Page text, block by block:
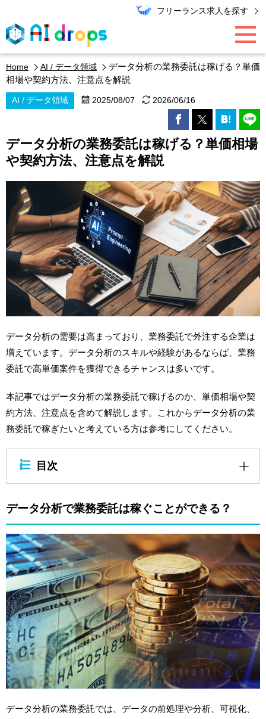
フリーランス求人を探す
AI / データ領域
エンジニア
キャリア
エキスパート・コラム
Home AI / データ領域
データ分析の業務委託は稼げる？単価
相場や契約方法、注意点を解説
AI / データ領域 2025/08/07 2026/06/16
データ分析の業務委託は稼げる？単価相場
や契約方法、注意点を解説
データ分析の需要は高まっており、業務委託で外注する企業は
増えています。データ分析のスキルや経験があるならば、業務
委託で高単価案件を獲得できるチャンスは多いです。
本記事ではデータ分析の業務委託で稼げるのか、単価相場や契
約方法、注意点を含めて解説します。これからデータ分析の業
務委託で稼ぎたいと考えている方は参考にしてください。
目次
データ分析で業務委託は稼ぐことができる？
データ分析の業務委託では、データの前処理や分析、可視化、